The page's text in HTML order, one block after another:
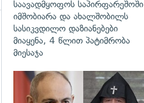
გადახედვა
საავადმყოფოს საპირფარეშოში
იმშობიარა და ახალშობილს
სასიკვდილო დაზიანებები
მიაყენა, 4 წლით პატიმრობა
მიესაჯა